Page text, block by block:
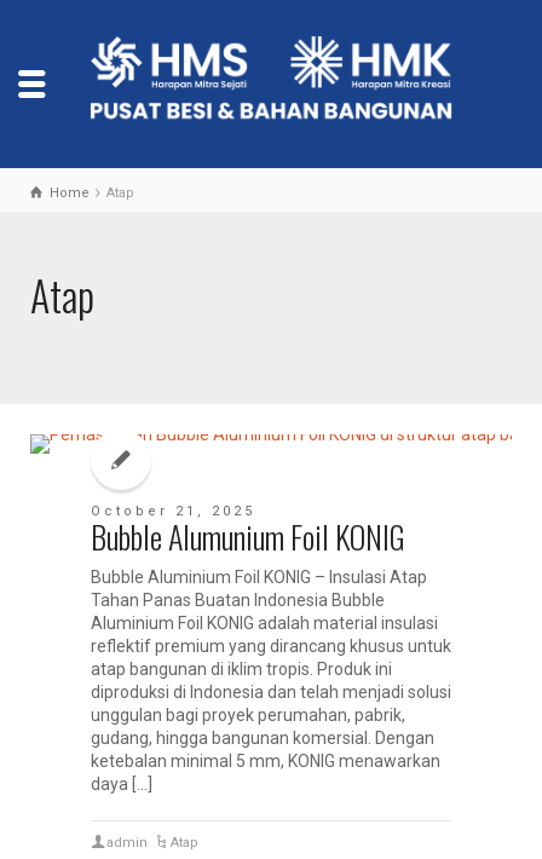
Home Atap
Atap
October 21, 2025
Bubble Alumunium Foil KONIG
Bubble Aluminium Foil KONIG – Insulasi Atap
Tahan Panas Buatan Indonesia Bubble
Aluminium Foil KONIG adalah material insulasi
reflektif premium yang dirancang khusus untuk
atap bangunan di iklim tropis. Produk ini
diproduksi di Indonesia dan telah menjadi solusi
unggulan bagi proyek perumahan, pabrik,
gudang, hingga bangunan komersial. Dengan
ketebalan minimal 5 mm, KONIG menawarkan
daya […]
admin Atap